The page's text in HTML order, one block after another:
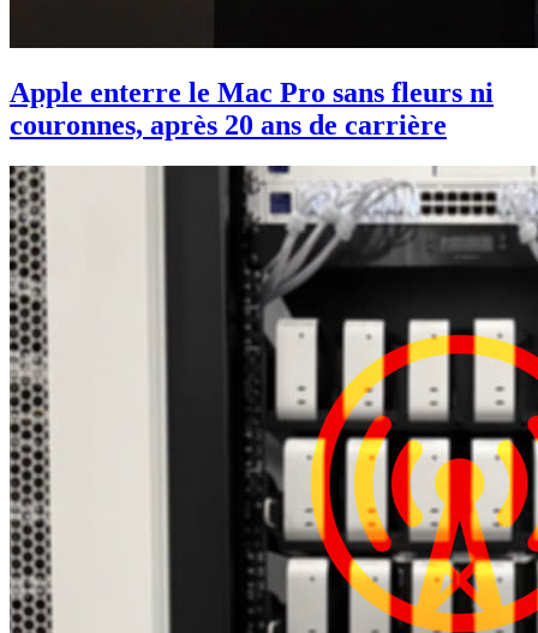
Apple enterre le Mac Pro sans fleurs ni
couronnes, après 20 ans de carrière